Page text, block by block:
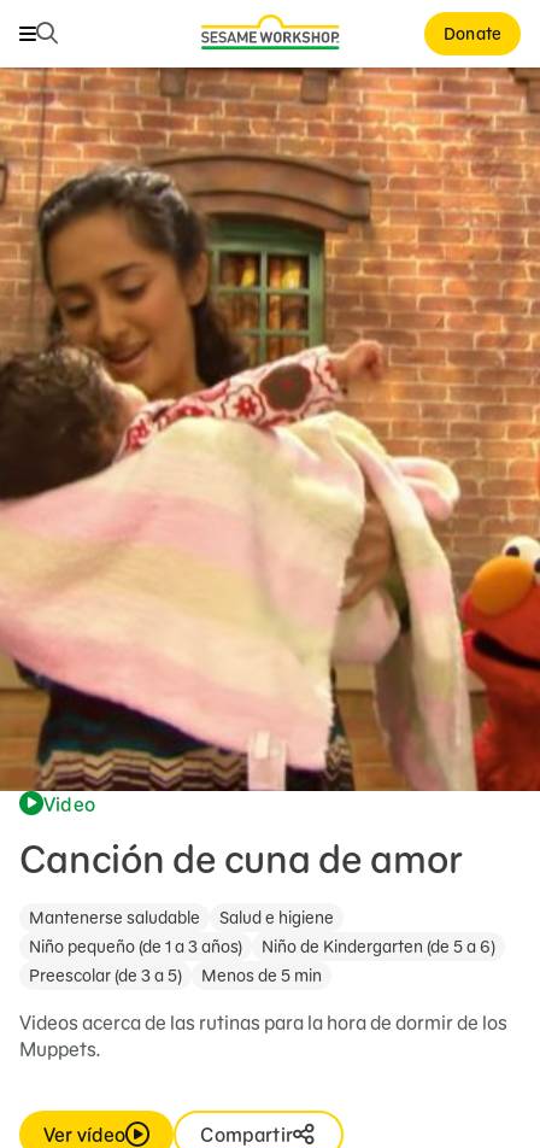
Buscar Donate
Buscar
Family Resources
ABCs and 123s
Healthy Minds and Bodies
Tough Topics
Courses and Webinars
Games and Storybooks
Our Work
Support Us
Video
Canción de cuna de amor
Mantenerse saludable
Salud e higiene
Niño pequeño (de 1 a 3 años)
Niño de Kindergarten (de 5 a 6)
Preescolar (de 3 a 5)
Menos de 5 min
Videos acerca de las rutinas para la hora de dormir de los
Muppets.
Ver vídeo
Compartir